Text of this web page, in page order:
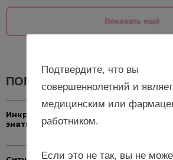
Показать ещё
ПОПУЛЯРНЫЕ НОВОСТИ
Инкретины и репродуктивное
знать гинекологи
Подтвердите, что вы
совершеннолетний и
медицинским или
работником.
Если это не так, вы не